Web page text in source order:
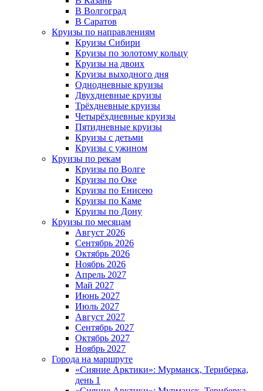
В Волгоград
В Саратов
Круизы по направлениям
Круизы Сибири
Круизы по золотому кольцу
Круизы на двоих
Круизы выходного дня
Однодневные круизы
Двухдневные круизы
Трёхдневные круизы
Четырёхдневные круизы
Пятидневные круизы
Круизы с детьми
Круизы с ужином
Круизы по рекам
Круизы по Волге
Круизы по Оке
Круизы по Енисею
Круизы по Каме
Круизы по Дону
Круизы по месяцам
Август 2026
Сентябрь 2026
Октябрь 2026
Ноябрь 2026
Апрель 2027
Май 2027
Июнь 2027
Июль 2027
Август 2027
Сентябрь 2027
Октябрь 2027
Ноябрь 2027
Города на маршруте
«Сияние Арктики»: Мурманск, Териберка,
день 1